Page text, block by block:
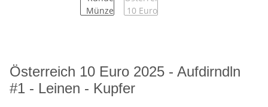
Österreich 10 Euro 2025 - Aufdirndln
#1 - Leinen - Kupfer